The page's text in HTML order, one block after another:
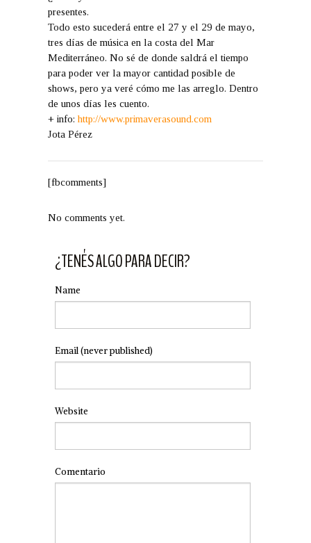
presentes.
Todo esto sucederá entre el 27 y el 29 de mayo,
tres días de música en la costa del Mar
Mediterráneo. No sé de donde saldrá el tiempo
para poder ver la mayor cantidad posible de
shows, pero ya veré cómo me las arreglo. Dentro
de unos días les cuento.
+ info: http://www.primaverasound.com
Jota Pérez
[fbcomments]
No comments yet.
¿TENÉS ALGO PARA DECIR?
Name
Email(never published)
Website
Comentario